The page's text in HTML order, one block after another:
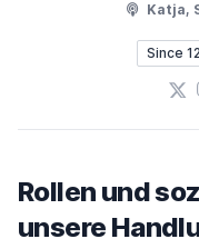
Katja,
Since
X
Rollen und
unsere